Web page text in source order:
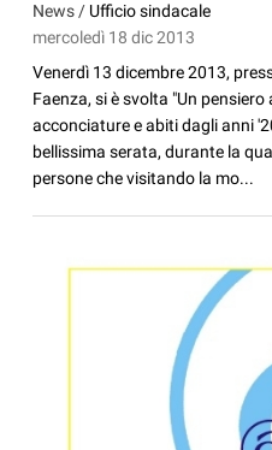
News / Ufficio sindacale
mercoledì 18 dic 2013
Venerdì 13 dicembre 2013,
Faenza, si è svolta "Un
acconciature e abiti dagli anni
bellissima serata, durante la
persone che visitando la mo...